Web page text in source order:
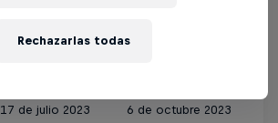
17 de julio 2023 6 de octubre 2023
Rechazarlas todas